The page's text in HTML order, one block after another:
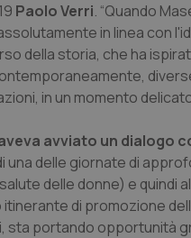
Paolo Verri. “Quando
in linea con
della storia, che ha
in un momento
avviato un dialogo
una delle giornate di
delle donne) e
di promozione
sta portando opportunità